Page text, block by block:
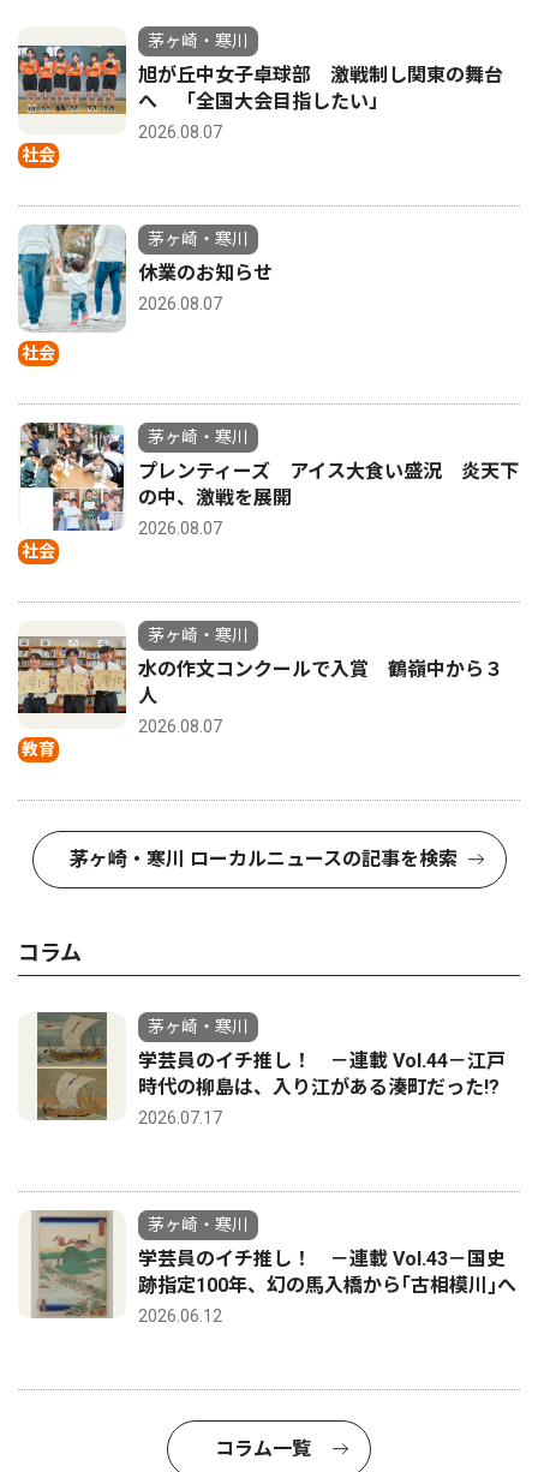
社会
茅ヶ崎・寒川
旭が丘中女子卓球部 激戦制し関東の舞台
へ 「全国大会目指したい」
2026.08.07
社会
茅ヶ崎・寒川
休業のお知らせ
2026.08.07
社会
茅ヶ崎・寒川
プレンティーズ アイス大食い盛況 炎天下
の中、激戦を展開
2026.08.07
教育
茅ヶ崎・寒川
水の作文コンクールで入賞 鶴嶺中から３
人
2026.08.07
茅ヶ崎・寒川 ローカルニュースの記事を検索
コラム
茅ヶ崎・寒川
学芸員のイチ推し！ －連載 Vol.44－江戸
時代の柳島は、入り江がある湊町だった!?
2026.07.17
茅ヶ崎・寒川
学芸員のイチ推し！ －連載 Vol.43－国史
跡指定100年、幻の馬入橋から｢古相模川｣へ
2026.06.12
コラム一覧